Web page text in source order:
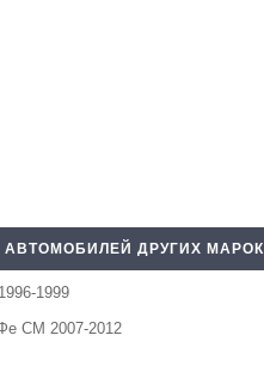
ДРУГИХ МАРОК
1999
СМ 2007-2012